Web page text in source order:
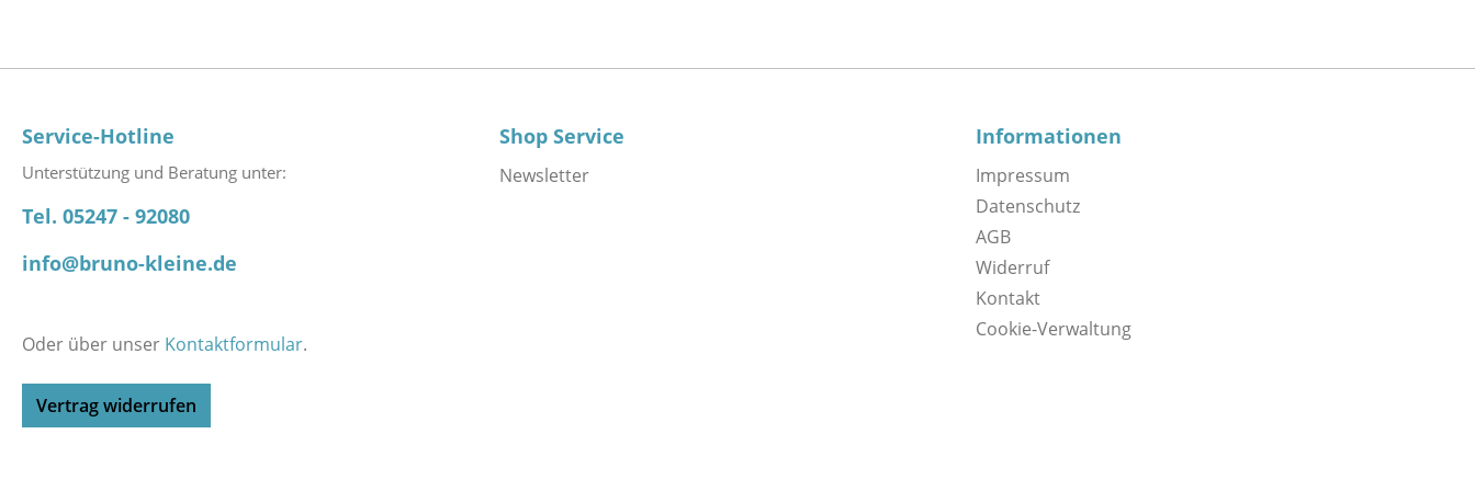
Service-Hotline
Unterstützung und Beratung unter:
Tel. 05247 - 92080
info@bruno-kleine.de
Oder über unser Kontaktformular.
Vertrag widerrufen
Shop Service
Newsletter
Informationen
Impressum
Datenschutz
AGB
Widerruf
Kontakt
Cookie-Verwaltung